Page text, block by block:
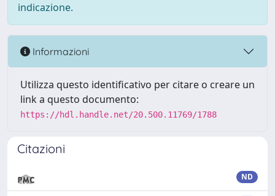
indicazione.
Informazioni
Utilizza questo identificativo per citare o creare un
link a questo documento:
https://hdl.handle.net/20.500.11769/1788
Citazioni
ND